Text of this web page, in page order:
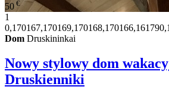
50 €
1
Dom Druskininkai
Nowy stylowy dom
Druskienniki